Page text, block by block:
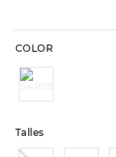
COLOR
Talles